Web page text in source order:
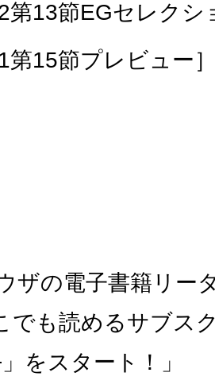
第13節EGセレクシ
第15節プレビュー
ザの電子書籍リー
でも読めるサブス
をスタート！」